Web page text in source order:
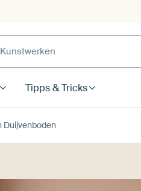
Tipps & Tricks
Duijvenboden